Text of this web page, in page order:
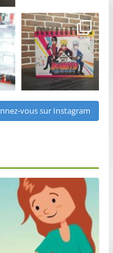
vous sur Instagram